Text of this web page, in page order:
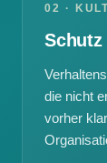
02 ·
Schutz
die nicht
vorher